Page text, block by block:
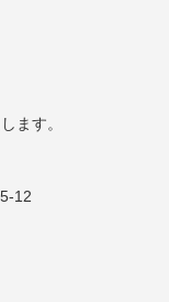
ます。
12